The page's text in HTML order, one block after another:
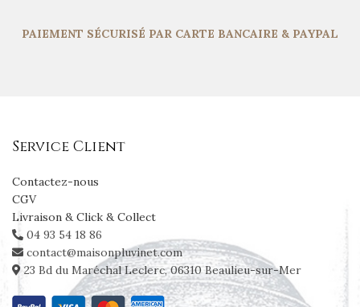
PAIEMENT SÉCURISÉ PAR CARTE BANCAIRE & PAYPAL
Service Client
Contactez-nous
CGV
Livraison & Click & Collect
04 93 54 18 86
contact@maisonpluvinet.com
23 Bd du Maréchal Leclerc, 06310 Beaulieu-sur-Mer